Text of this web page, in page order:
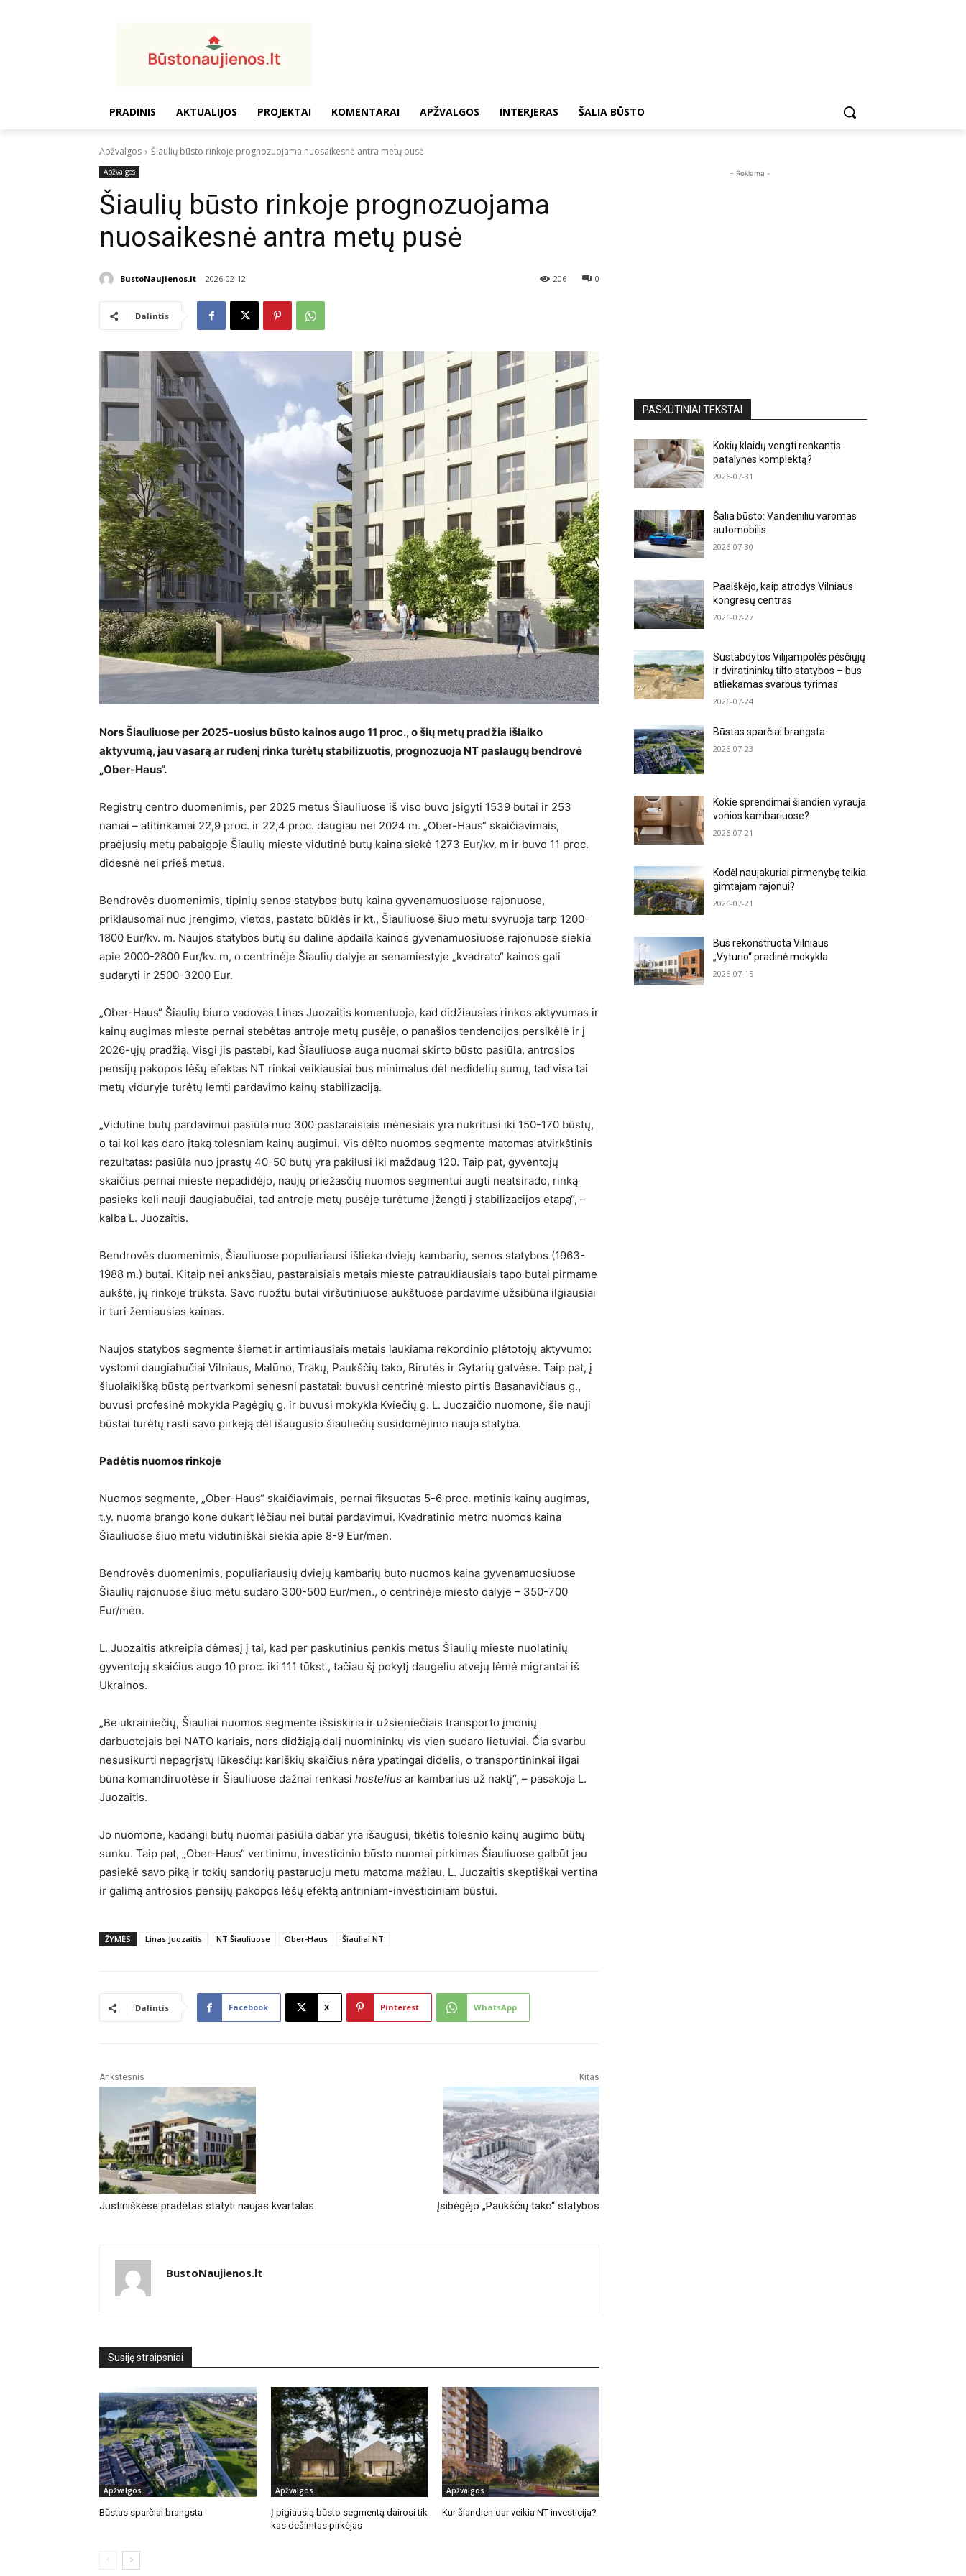
PRADINIS AKTUALIJOS PROJEKTAI KOMENTARAI APŽVALGOS INTERJERAS ŠALIA BŪSTO
Apžvalgos Šiaulių būsto rinkoje prognozuojama nuosaikesnė antra metų pusė
Apžvalgos
Šiaulių būsto rinkoje prognozuojama
nuosaikesnė antra metų pusė
BustoNaujienos.lt 2026-02-12 0
206
Dalintis
Nors Šiauliuose per 2025-uosius būsto kainos augo 11 proc., o šių metų pradžia išlaiko
aktyvumą, jau vasarą ar rudenį rinka turėtų stabilizuotis, prognozuoja NT paslaugų bendrovė
„Ober-Haus“.
Registrų centro duomenimis, per 2025 metus Šiauliuose iš viso buvo įsigyti 1539 butai ir 253
namai – atitinkamai 22,9 proc. ir 22,4 proc. daugiau nei 2024 m. „Ober-Haus“ skaičiavimais,
praėjusių metų pabaigoje Šiaulių mieste vidutinė butų kaina siekė 1273 Eur/kv. m ir buvo 11 proc.
didesnė nei prieš metus.
Bendrovės duomenimis, tipinių senos statybos butų kaina gyvenamuosiuose rajonuose,
priklausomai nuo įrengimo, vietos, pastato būklės ir kt., Šiauliuose šiuo metu svyruoja tarp 1200-
1800 Eur/kv. m. Naujos statybos butų su daline apdaila kainos gyvenamuosiuose rajonuose siekia
apie 2000-2800 Eur/kv. m, o centrinėje Šiaulių dalyje ar senamiestyje „kvadrato“ kainos gali
sudaryti ir 2500-3200 Eur.
„Ober-Haus“ Šiaulių biuro vadovas Linas Juozaitis komentuoja, kad didžiausias rinkos aktyvumas ir
kainų augimas mieste pernai stebėtas antroje metų pusėje, o panašios tendencijos persikėlė ir į
2026-ųjų pradžią. Visgi jis pastebi, kad Šiauliuose auga nuomai skirto būsto pasiūla, antrosios
pensijų pakopos lėšų efektas NT rinkai veikiausiai bus minimalus dėl nedidelių sumų, tad visa tai
metų viduryje turėtų lemti pardavimo kainų stabilizaciją.
„Vidutinė butų pardavimui pasiūla nuo 300 pastaraisiais mėnesiais yra nukritusi iki 150-170 būstų,
o tai kol kas daro įtaką tolesniam kainų augimui. Vis dėlto nuomos segmente matomas atvirkštinis
rezultatas: pasiūla nuo įprastų 40-50 butų yra pakilusi iki maždaug 120. Taip pat, gyventojų
skaičius pernai mieste nepadidėjo, naujų priežasčių nuomos segmentui augti neatsirado, rinką
pasieks keli nauji daugiabučiai, tad antroje metų pusėje turėtume įžengti į stabilizacijos etapą“, –
kalba L. Juozaitis.
Bendrovės duomenimis, Šiauliuose populiariausi išlieka dviejų kambarių, senos statybos (1963-
1988 m.) butai. Kitaip nei anksčiau, pastaraisiais metais mieste patraukliausiais tapo butai pirmame
aukšte, jų rinkoje trūksta. Savo ruožtu butai viršutiniuose aukštuose pardavime užsibūna ilgiausiai
ir turi žemiausias kainas.
Naujos statybos segmente šiemet ir artimiausiais metais laukiama rekordinio plėtotojų aktyvumo:
vystomi daugiabučiai Vilniaus, Malūno, Trakų, Paukščių tako, Birutės ir Gytarių gatvėse. Taip pat, į
šiuolaikišką būstą pertvarkomi senesni pastatai: buvusi centrinė miesto pirtis Basanavičiaus g.,
buvusi profesinė mokykla Pagėgių g. ir buvusi mokykla Kviečių g. L. Juozaičio nuomone, šie nauji
būstai turėtų rasti savo pirkėją dėl išaugusio šiauliečių susidomėjimo nauja statyba.
Padėtis nuomos rinkoje
Nuomos segmente, „Ober-Haus“ skaičiavimais, pernai fiksuotas 5-6 proc. metinis kainų augimas,
t.y. nuoma brango kone dukart lėčiau nei butai pardavimui. Kvadratinio metro nuomos kaina
Šiauliuose šiuo metu vidutiniškai siekia apie 8-9 Eur/mėn.
Bendrovės duomenimis, populiariausių dviejų kambarių buto nuomos kaina gyvenamuosiuose
Šiaulių rajonuose šiuo metu sudaro 300-500 Eur/mėn., o centrinėje miesto dalyje – 350-700
Eur/mėn.
L. Juozaitis atkreipia dėmesį į tai, kad per paskutinius penkis metus Šiaulių mieste nuolatinių
gyventojų skaičius augo 10 proc. iki 111 tūkst., tačiau šį pokytį daugeliu atvejų lėmė migrantai iš
Ukrainos.
„Be ukrainiečių, Šiauliai nuomos segmente išsiskiria ir užsieniečiais transporto įmonių
darbuotojais bei NATO kariais, nors didžiąją dalį nuomininkų vis vien sudaro lietuviai. Čia svarbu
nesusikurti nepagrįstų lūkesčių: kariškių skaičius nėra ypatingai didelis, o transportininkai ilgai
būna komandiruotėse ir Šiauliuose dažnai renkasi hostelius ar kambarius už naktį“, – pasakoja L.
Juozaitis.
Jo nuomone, kadangi butų nuomai pasiūla dabar yra išaugusi, tikėtis tolesnio kainų augimo būtų
sunku. Taip pat, „Ober-Haus“ vertinimu, investicinio būsto nuomai pirkimas Šiauliuose galbūt jau
pasiekė savo piką ir tokių sandorių pastaruoju metu matoma mažiau. L. Juozaitis skeptiškai vertina
ir galimą antrosios pensijų pakopos lėšų efektą antriniam-investiciniam būstui.
ŽYMĖS Linas Juozaitis NT Šiauliuose Ober-Haus Šiauliai NT
Dalintis Facebook X Pinterest WhatsApp
Ankstesnis
Justiniškėse pradėtas statyti naujas kvartalas
Kitas
Įsibėgėjo „Paukščių tako“ statybos
BustoNaujienos.lt
Susiję straipsniai
Apžvalgos
Būstas sparčiai brangsta
Apžvalgos
Į pigiausią būsto segmentą dairosi tik
kas dešimtas pirkėjas
Apžvalgos
Kur šiandien dar veikia NT investicija?
- Reklama -
PASKUTINIAI TEKSTAI
Kokių klaidų vengti renkantis
patalynės komplektą?
2026-07-31
Šalia būsto: Vandeniliu varomas
automobilis
2026-07-30
Paaiškėjo, kaip atrodys Vilniaus
kongresų centras
2026-07-27
Sustabdytos Vilijampolės pėsčiųjų
ir dviratininkų tilto statybos – bus
atliekamas svarbus tyrimas
2026-07-24
Būstas sparčiai brangsta
2026-07-23
Kokie sprendimai šiandien vyrauja
vonios kambariuose?
2026-07-21
Kodėl naujakuriai pirmenybę teikia
gimtajam rajonui?
2026-07-21
Bus rekonstruota Vilniaus
„Vyturio“ pradinė mokykla
2026-07-15